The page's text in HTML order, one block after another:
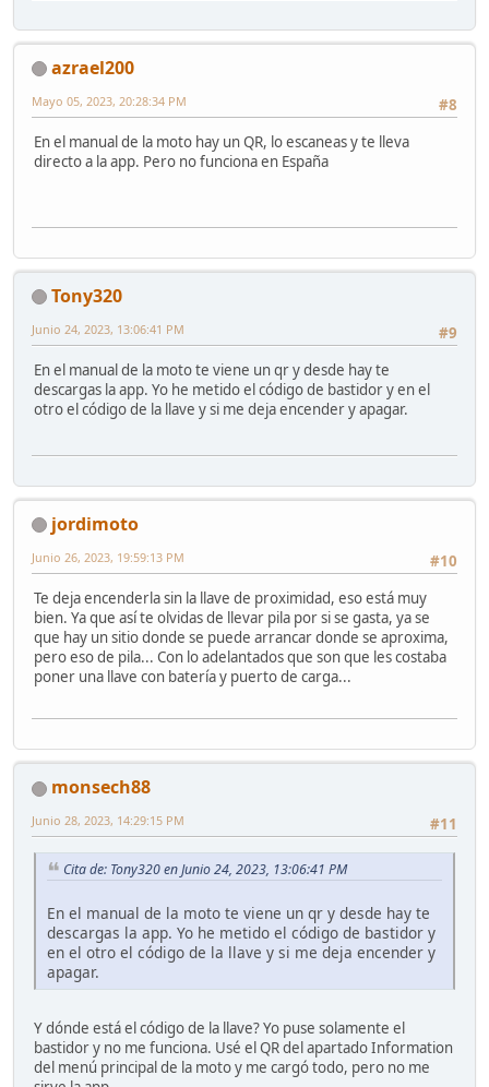
azrael200
#8
Mayo 05, 2023, 20:28:34 PM
En el manual de la moto hay un QR, lo escaneas y te lleva
directo a la app. Pero no funciona en España
Tony320
#9
Junio 24, 2023, 13:06:41 PM
En el manual de la moto te viene un qr y desde hay te
descargas la app. Yo he metido el código de bastidor y en el
otro el código de la llave y si me deja encender y apagar.
jordimoto
#10
Junio 26, 2023, 19:59:13 PM
Te deja encenderla sin la llave de proximidad, eso está muy
bien. Ya que así te olvidas de llevar pila por si se gasta, ya se
que hay un sitio donde se puede arrancar donde se aproxima,
pero eso de pila... Con lo adelantados que son que les costaba
poner una llave con batería y puerto de carga...
monsech88
#11
Junio 28, 2023, 14:29:15 PM
Cita de: Tony320 en Junio 24, 2023, 13:06:41 PM
En el manual de la moto te viene un qr y desde hay te
descargas la app. Yo he metido el código de bastidor y
en el otro el código de la llave y si me deja encender y
apagar.
Y dónde está el código de la llave? Yo puse solamente el
bastidor y no me funciona. Usé el QR del apartado Information
del menú principal de la moto y me cargó todo, pero no me